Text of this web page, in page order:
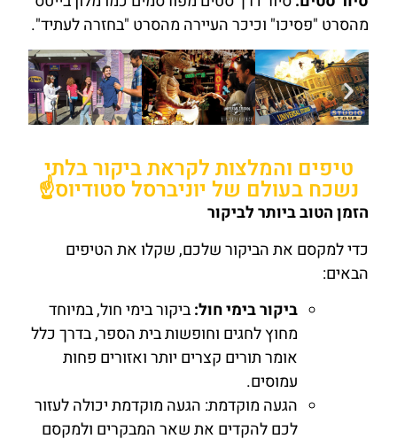
מהסרט "פסיכו" וכיכר העיירה מהסרט "בחזרה לעתיד".
טיפים והמלצות לקראת ביקור בלתי
נשכח בעולם של יוניברסל סטודיוס☝️
הזמן הטוב ביותר לביקור
כדי למקסם את הביקור שלכם, שקלו את הטיפים
הבאים:
ביקור בימי חול:ביקור בימי חול, במיוחד
מחוץ לחגים וחופשות בית הספר, בדרך כלל
אומר תורים קצרים יותר ואזורים פחות
עמוסים.
הגעה מוקדמת: הגעה מוקדמת יכולה לעזור
לכם להקדים את שאר המבקרים ולמקסם